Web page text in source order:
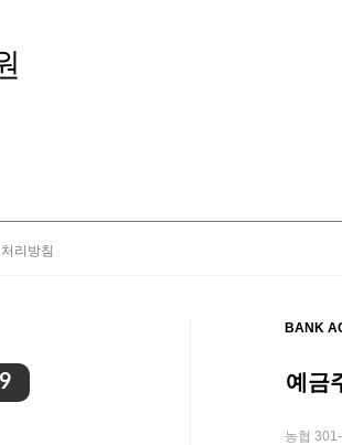
리방침
BANK
예금
농협